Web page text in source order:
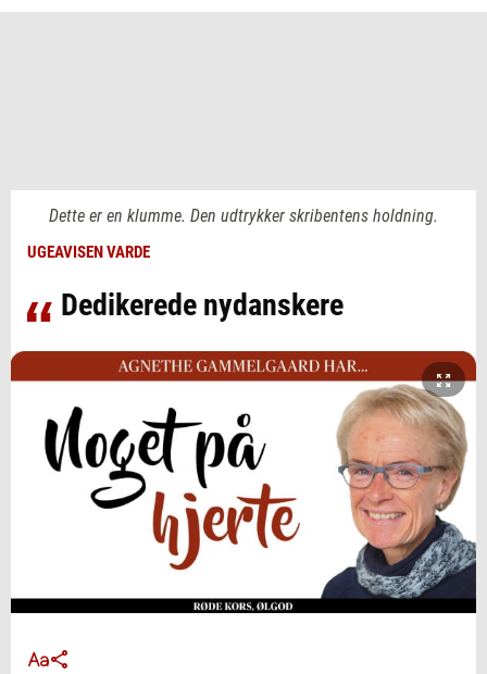
Dette er en klumme. Den udtrykker skribentens holdning.
UGEAVISEN VARDE
Dedikerede nydanskere